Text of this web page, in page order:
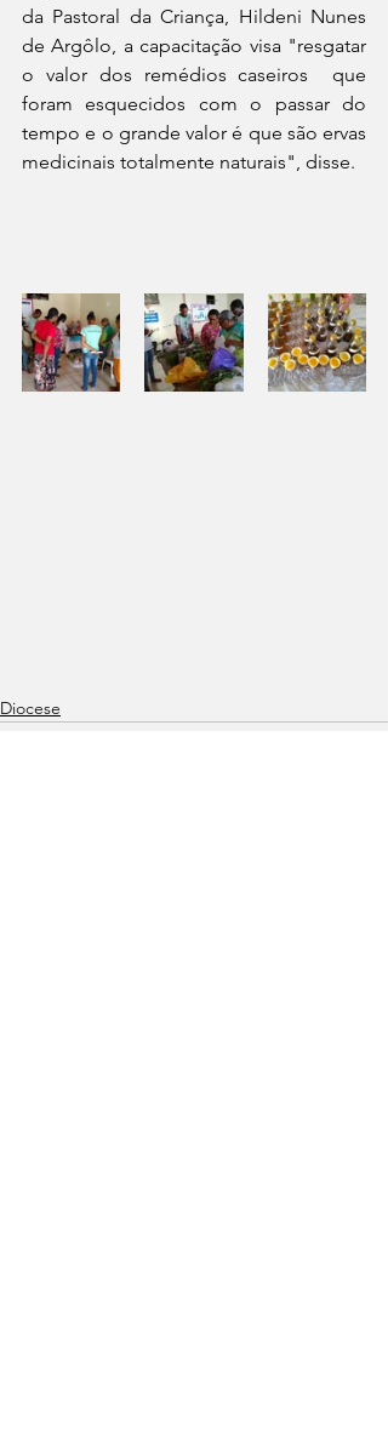
da Pastoral da Criança, Hildeni Nunes
de Argôlo, a capacitação visa "resgatar
o valor dos remédios caseiros  que
foram esquecidos com o passar do
tempo e o grande valor é que são ervas
medicinais totalmente naturais", disse.
Diocese